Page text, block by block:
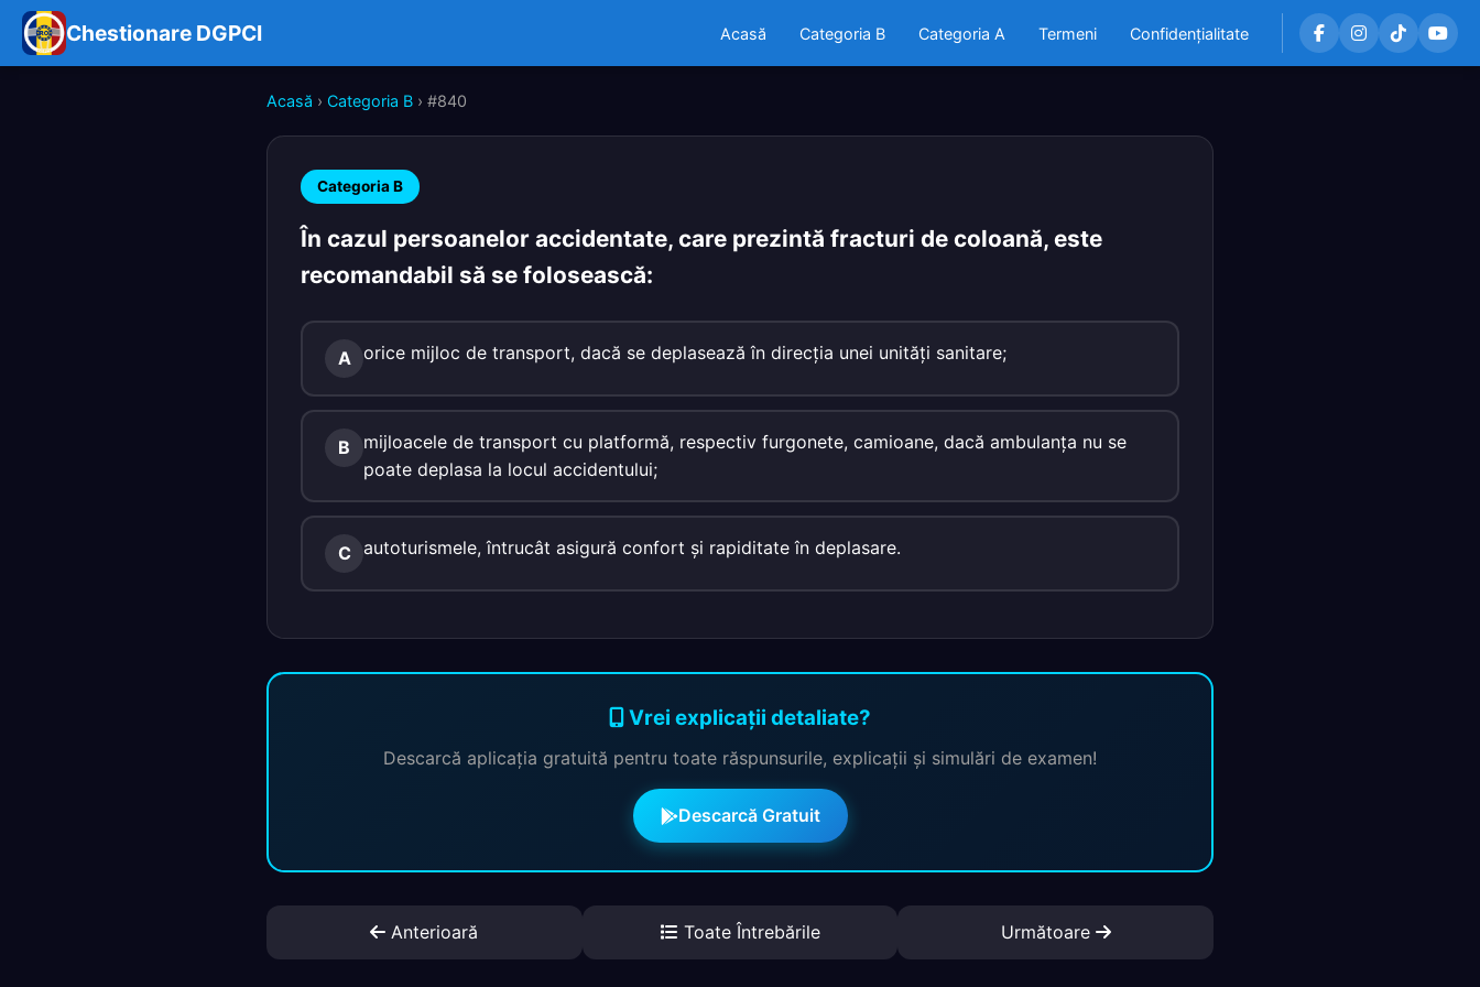
Chestionare DGPCI Acasă Categoria B Categoria A Termeni Confidențialitate
Acasă › Categoria B › #840
Categoria B
În cazul persoanelor accidentate, care prezintă fracturi de coloană, este
recomandabil să se folosească:
A orice mijloc de transport, dacă se deplasează în direcţia unei unităţi sanitare;
B
mijloacele de transport cu platformă, respectiv furgonete, camioane, dacă ambulanţa nu se
poate deplasa la locul accidentului;
C autoturismele, întrucât asigură confort şi rapiditate în deplasare.
Vrei explicații detaliate?
Descarcă aplicația gratuită pentru toate răspunsurile, explicații și simulări de examen!
Descarcă Gratuit
Anterioară Toate Întrebările Următoare